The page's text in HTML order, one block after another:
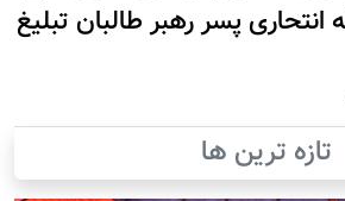
پسر رهبر طالبان تبلیغ
تازه ترین ها